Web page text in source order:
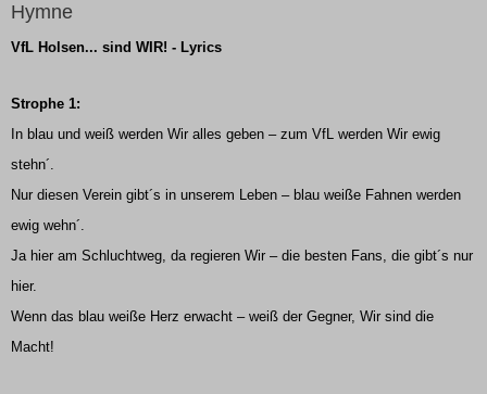
Hymne
VfL Holsen... sind WIR! - Lyrics
Strophe 1:
In blau und weiß werden Wir alles geben – zum VfL werden Wir ewig
stehn´.
Nur diesen Verein gibt´s in unserem Leben – blau weiße Fahnen werden
ewig wehn´.
Ja hier am Schluchtweg, da regieren Wir – die besten Fans, die gibt´s nur
hier.
Wenn das blau weiße Herz erwacht – weiß der Gegner, Wir sind die
Macht!